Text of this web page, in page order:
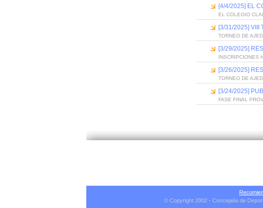
[4/4/2025] EL
EL COLEGIO
[3/31/2025] VIII
TORNEO DE
[3/29/2025]
INSCRIPCIONES
[3/26/2025]
TORNEO DE
[3/24/2025]
FASE FINAL
© Copyright 2002 - Concejalía de